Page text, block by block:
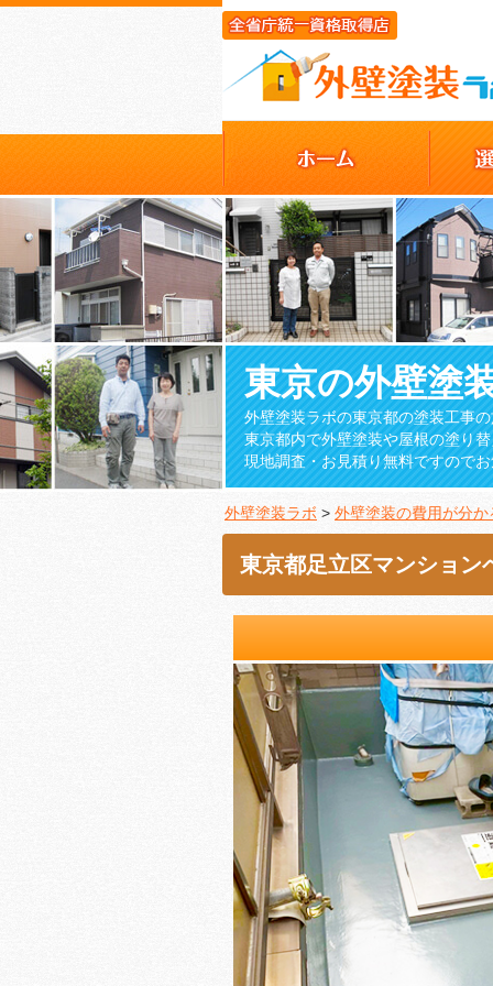
東京の外壁塗
外壁塗装ラボの東京都の塗装工事
東京都内で外壁塗装や屋根の塗り
現地調査・お見積り無料ですので
外壁塗装ラボ > 外壁塗装の費用が分
東京都足立区マンション